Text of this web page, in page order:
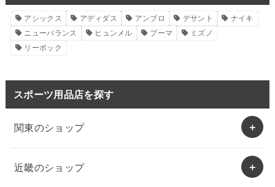
アシックス アディダス アンブロ デサント
ナイキ
ニューバランス
ヒュンメル プーマ
ミズノ
リーボック
スポーツ用品店を探す
関東のショップ
近畿のショップ